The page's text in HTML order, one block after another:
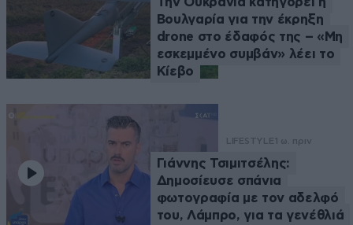
Βουλγαρία για την έκρηξη
drone στο έδαφός της – «Μη
εσκεμμένο συμβάν» λέει το
Κίεβο
LIFESTYLE 1 ω. πριν
Γιάννης Τσιμιτσέλης:
Δημοσίευσε σπάνια
φωτογραφία με τον αδελφό
του, Λάμπρο, για τα γενέθλιά